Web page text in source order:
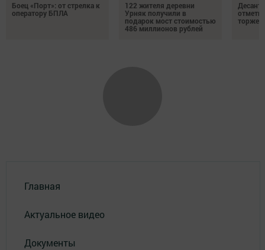
Боец «Порт»: от стрелка к
оператору БПЛА
122 жителя деревни
Урняк получили в
подарок мост стоимостью
486 миллионов рублей
Главная
Актуальное видео
Документы